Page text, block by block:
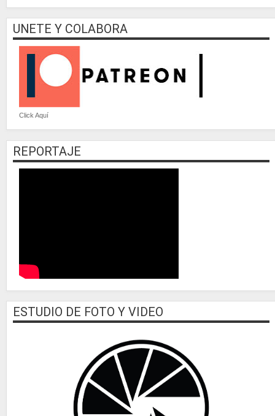
UNETE Y COLABORA
Click Aquí
REPORTAJE
ESTUDIO DE FOTO Y VIDEO